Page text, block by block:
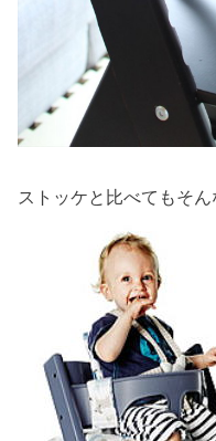
ストッケと比べてもそ